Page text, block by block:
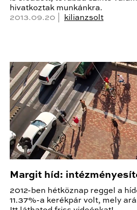
hivatkoztak munkánkra.
2013.09.20 |
kilianzsolt
Margit híd:
2012-ben hétköznap reggel a
11.37%-a kerékpár volt, mely